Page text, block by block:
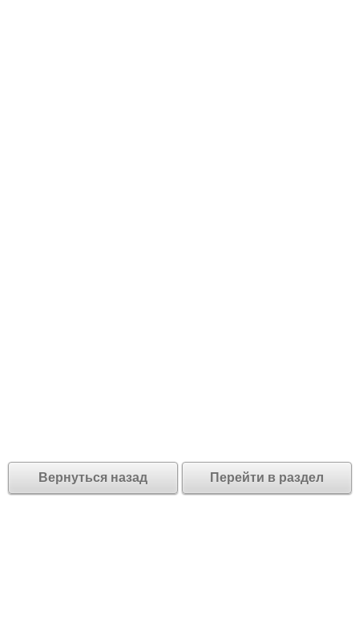
Вернуться назад Перейти в раздел